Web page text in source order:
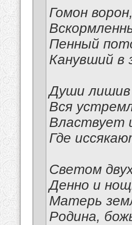
Гомон
Пенный
Канувший в
Души лишив
Вся
Властвует
Где
Светом
Денно и
Матерь
Родина,